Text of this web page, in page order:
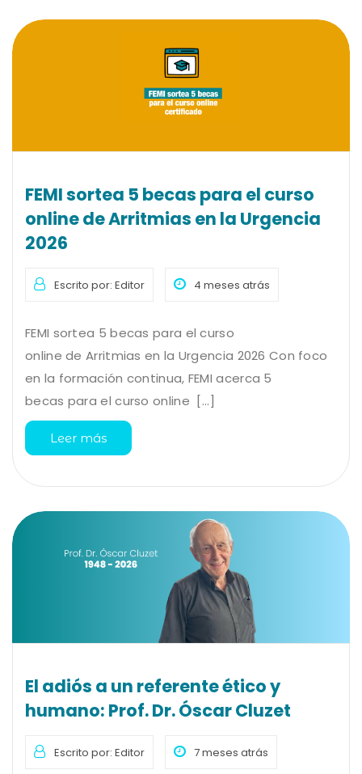
FEMI sortea 5 becas para el curso
online de Arritmias en la Urgencia
2026
Escrito por: Editor 4 meses atrás
FEMI sortea 5 becas para el curso
online de Arritmias en la Urgencia 2026 Con foco
en la formación continua, FEMI acerca 5
becas para el curso online [...]
Leer más
El adiós a un referente ético y
humano: Prof. Dr. Óscar Cluzet
Escrito por: Editor 7 meses atrás